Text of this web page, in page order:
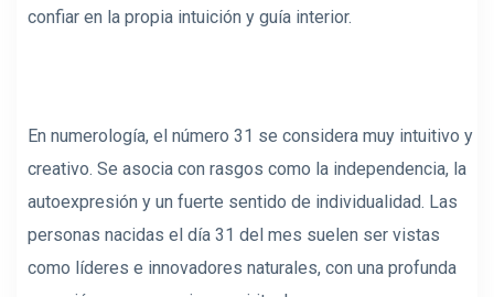
confiar en la propia intuición y guía interior.
En numerología, el número 31 se considera muy intuitivo y
creativo. Se asocia con rasgos como la independencia, la
autoexpresión y un fuerte sentido de individualidad. Las
personas nacidas el día 31 del mes suelen ser vistas
como líderes e innovadores naturales, con una profunda